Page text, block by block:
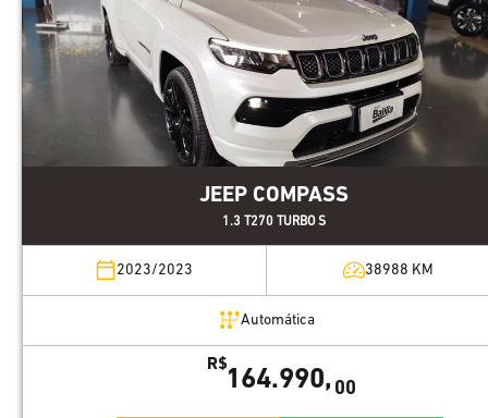
JEEP COMPASS
1.3 T270 TURBO S
2023/2023 38988 KM
Automática
R$
164.990, 00